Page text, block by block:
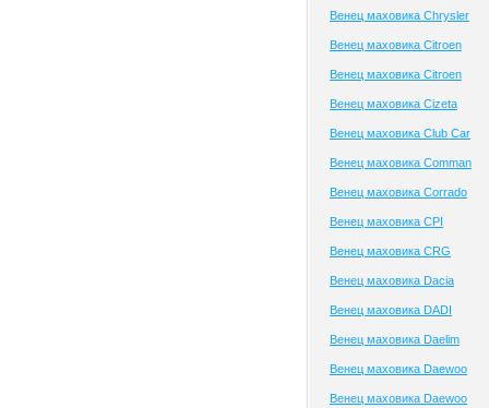
Венец маховика Chrysler
Венец маховика Citroen
Венец маховика Citroen
Венец маховика Cizeta
Венец маховика Club Сar
Венец маховика Comman
Венец маховика Corrado
Венец маховика CPI
Венец маховика CRG
Венец маховика Dacia
Венец маховика DADI
Венец маховика Daelim
Венец маховика Daewoo
Венец маховика Daewoo